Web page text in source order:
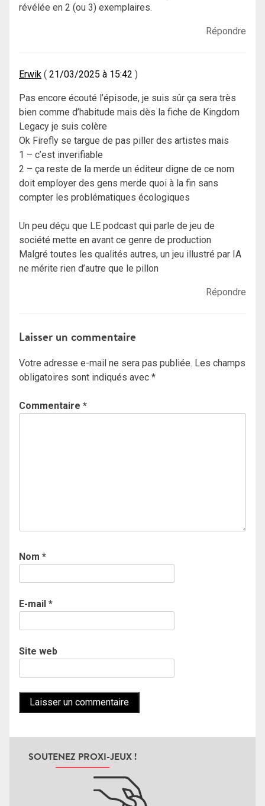
révélée en 2 (ou 3) exemplaires.
Répondre
Erwik 21/03/2025 à 15:42
Pas encore écouté l’épisode, je suis sûr ça sera très
bien comme d’habitude mais dès la fiche de Kingdom
Legacy je suis colère
Ok Firefly se targue de pas piller des artistes mais
1 – c’est inverifiable
2 – ça reste de la merde un éditeur digne de ce nom
doit employer des gens merde quoi à la fin sans
compter les problématiques écologiques
Un peu déçu que LE podcast qui parle de jeu de
société mette en avant ce genre de production
Malgré toutes les qualités autres, un jeu illustré par IA
ne mérite rien d’autre que le pillon
Répondre
Laisser un commentaire
Votre adresse e-mail ne sera pas publiée. Les champs
obligatoires sont indiqués avec *
Commentaire *
Nom *
E-mail *
Site web
SOUTENEZ PROXI-JEUX !